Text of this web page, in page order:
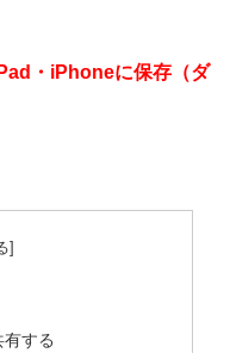
・iPhoneに保存（ダ
する